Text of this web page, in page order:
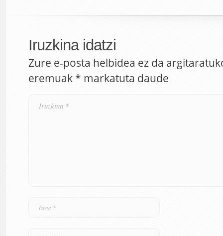
Iruzkina idatzi
Zure e-posta helbidea ez da
eremuak * markatuta daude